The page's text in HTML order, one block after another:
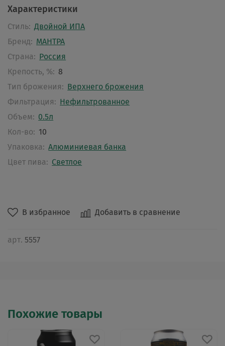
В избранное Добавить в сравнение
арт. 5557
Характеристики
Стиль: Двойной ИПА
Бренд: МАНТРА
Страна: Россия
Крепость, %: 8
Тип брожения: Верхнего брожения
Фильтрация: Нефильтрованное
Объем: 0.5л
Кол-во: 10
Упаковка: Алюминиевая банка
Цвет пива: Светлое
Похожие товары